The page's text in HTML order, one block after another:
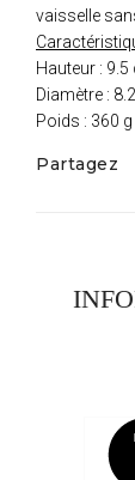
vaisselle
Hauteur : 9.5
Diamètre :
Poids : 360 g
Partagez